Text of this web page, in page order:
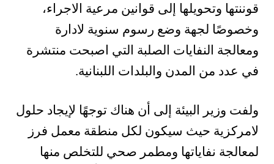
قوننتها وتحويلها إلى قوانين مرعية الاجراء،
وخصوصًا لجهة وضع رسوم سنوية لادارة
ومعالجة النفايات الصلبة التي اصبحت منتشرة
في عدد من المدن والبلدات اللبنانية.
ولفت وزير البيئة إلى أن هناك توجهًا لإيجاد حلول
لامركزية حيث سيكون لكل منطقة معمل فرز
لمعالجة نفاياتها ومطمر صحي للتخلص منها